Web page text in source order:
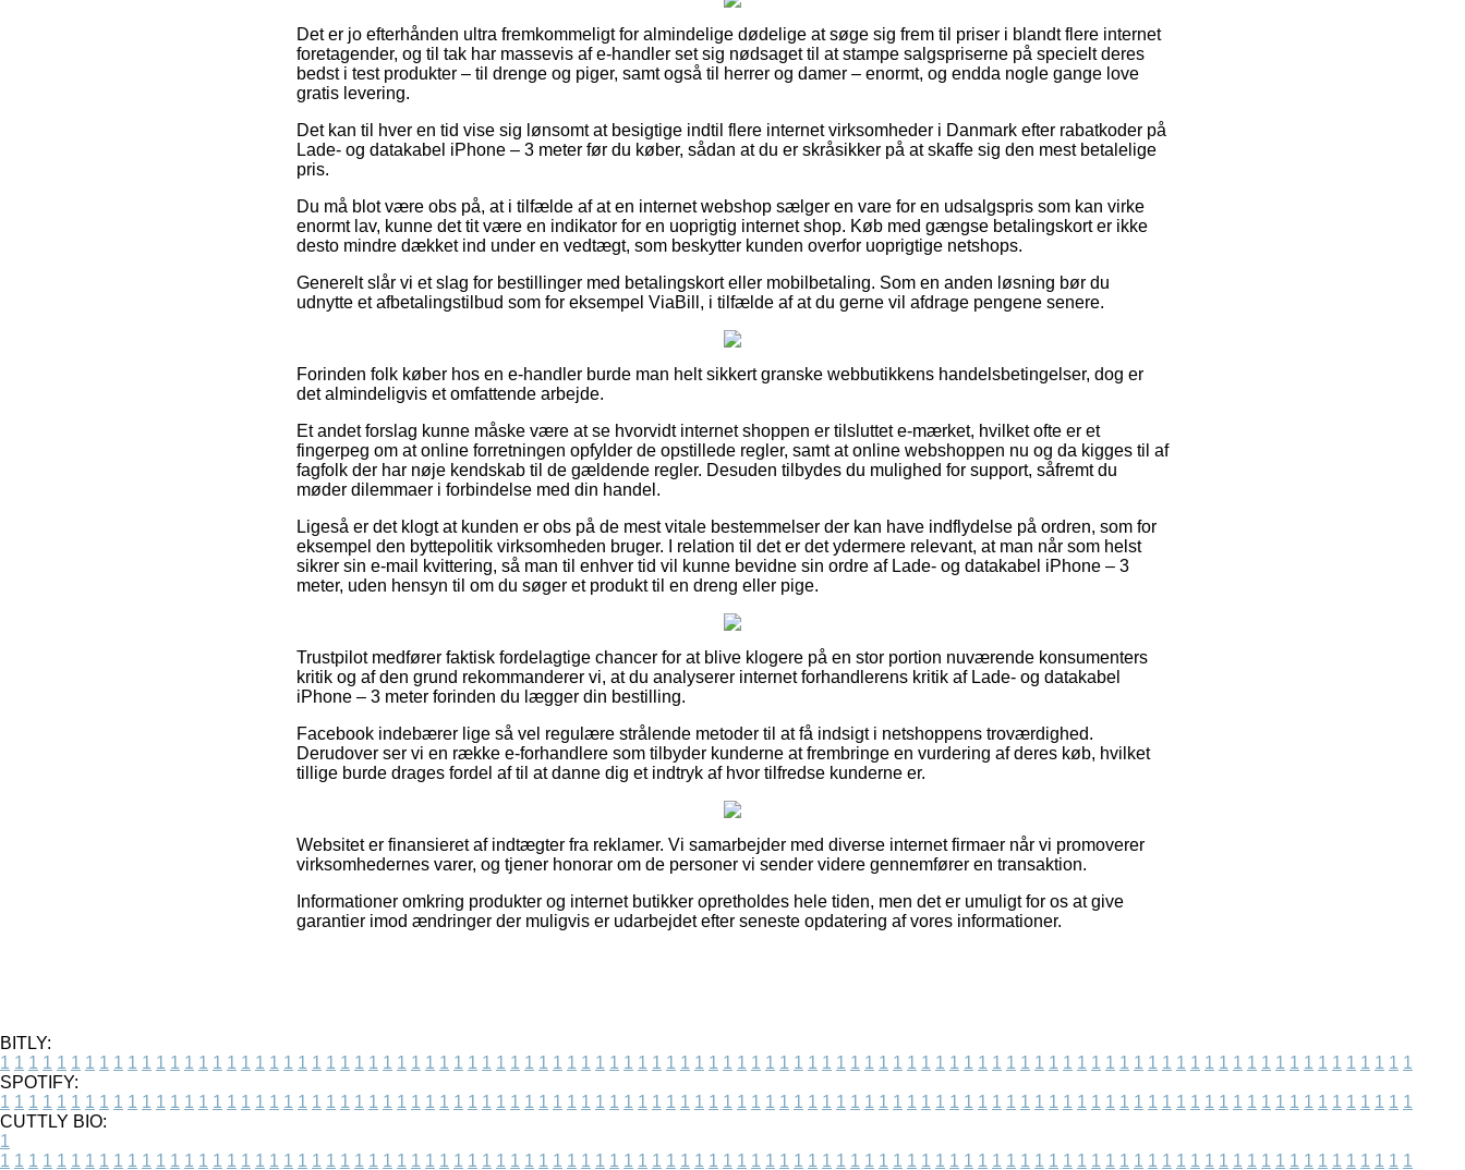
Det er jo efterhånden ultra fremkommeligt for almindelige dødelige at søge sig frem til priser i blandt flere internet
foretagender, og til tak har massevis af e-handler set sig nødsaget til at stampe salgspriserne på specielt deres
bedst i test produkter – til drenge og piger, samt også til herrer og damer – enormt, og endda nogle gange love
gratis levering.
Det kan til hver en tid vise sig lønsomt at besigtige indtil flere internet virksomheder i Danmark efter rabatkoder på
Lade- og datakabel iPhone – 3 meter før du køber, sådan at du er skråsikker på at skaffe sig den mest betalelige
pris.
Du må blot være obs på, at i tilfælde af at en internet webshop sælger en vare for en udsalgspris som kan virke
enormt lav, kunne det tit være en indikator for en uoprigtig internet shop. Køb med gængse betalingskort er ikke
desto mindre dækket ind under en vedtægt, som beskytter kunden overfor uoprigtige netshops.
Generelt slår vi et slag for bestillinger med betalingskort eller mobilbetaling. Som en anden løsning bør du
udnytte et afbetalingstilbud som for eksempel ViaBill, i tilfælde af at du gerne vil afdrage pengene senere.
Forinden folk køber hos en e-handler burde man helt sikkert granske webbutikkens handelsbetingelser, dog er
det almindeligvis et omfattende arbejde.
Et andet forslag kunne måske være at se hvorvidt internet shoppen er tilsluttet e-mærket, hvilket ofte er et
fingerpeg om at online forretningen opfylder de opstillede regler, samt at online webshoppen nu og da kigges til af
fagfolk der har nøje kendskab til de gældende regler. Desuden tilbydes du mulighed for support, såfremt du
møder dilemmaer i forbindelse med din handel.
Ligeså er det klogt at kunden er obs på de mest vitale bestemmelser der kan have indflydelse på ordren, som for
eksempel den byttepolitik virksomheden bruger. I relation til det er det ydermere relevant, at man når som helst
sikrer sin e-mail kvittering, så man til enhver tid vil kunne bevidne sin ordre af Lade- og datakabel iPhone – 3
meter, uden hensyn til om du søger et produkt til en dreng eller pige.
Trustpilot medfører faktisk fordelagtige chancer for at blive klogere på en stor portion nuværende konsumenters
kritik og af den grund rekommanderer vi, at du analyserer internet forhandlerens kritik af Lade- og datakabel
iPhone – 3 meter forinden du lægger din bestilling.
Facebook indebærer lige så vel regulære strålende metoder til at få indsigt i netshoppens troværdighed.
Derudover ser vi en række e-forhandlere som tilbyder kunderne at frembringe en vurdering af deres køb, hvilket
tillige burde drages fordel af til at danne dig et indtryk af hvor tilfredse kunderne er.
Websitet er finansieret af indtægter fra reklamer. Vi samarbejder med diverse internet firmaer når vi promoverer
virksomhedernes varer, og tjener honorar om de personer vi sender videre gennemfører en transaktion.
Informationer omkring produkter og internet butikker opretholdes hele tiden, men det er umuligt for os at give
garantier imod ændringer der muligvis er udarbejdet efter seneste opdatering af vores informationer.
BITLY:
1 1 1 1 1 1 1 1 1 1 1 1 1 1 1 1 1 1 1 1 1 1 1 1 1 1 1 1 1 1 1 1 1 1 1 1 1 1 1 1 1 1 1 1 1 1 1 1 1 1 1 1 1 1 1 1 1 1 1 1 1 1 1 1 1 1 1 1 1 1 1 1 1 1 1 1 1 1 1 1 1 1 1 1 1 1 1 1 1 1 1 1 1 1 1 1 1 1 1 1
SPOTIFY:
1 1 1 1 1 1 1 1 1 1 1 1 1 1 1 1 1 1 1 1 1 1 1 1 1 1 1 1 1 1 1 1 1 1 1 1 1 1 1 1 1 1 1 1 1 1 1 1 1 1 1 1 1 1 1 1 1 1 1 1 1 1 1 1 1 1 1 1 1 1 1 1 1 1 1 1 1 1 1 1 1 1 1 1 1 1 1 1 1 1 1 1 1 1 1 1 1 1 1 1
CUTTLY BIO:
1
1 1 1 1 1 1 1 1 1 1 1 1 1 1 1 1 1 1 1 1 1 1 1 1 1 1 1 1 1 1 1 1 1 1 1 1 1 1 1 1 1 1 1 1 1 1 1 1 1 1 1 1 1 1 1 1 1 1 1 1 1 1 1 1 1 1 1 1 1 1 1 1 1 1 1 1 1 1 1 1 1 1 1 1 1 1 1 1 1 1 1 1 1 1 1 1 1 1 1 1